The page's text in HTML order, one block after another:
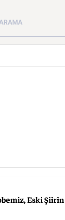
Olsun Celal Bayar’ın Cumhurbaşkanlığı Dönemi
EskiŞiirin